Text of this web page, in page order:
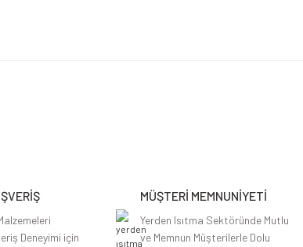
Deneyimi için
MÜŞTERİ MEMNUNİYETİ
Yerden Isıtma Sektöründe Mutlu
ve Memnun Müşterilerle Dolu